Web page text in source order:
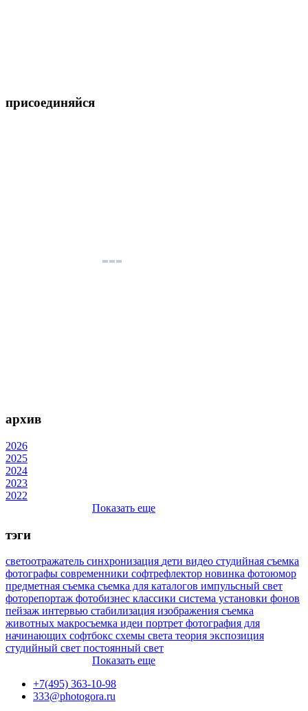
присоединяйся
архив
2026
2025
2024
2023
2022
Показать еще
тэги
светоотражатель синхронизация дети видео студийная съемка
фотографы современники софтрефлектор новинка фотоюмор
предметная съемка съемка для каталогов импульсный свет
фоторепортаж фотобизнес классики система установки фонов
пейзаж интервью стабилизация изображения съемка
животных макросъемка идеи портрет фотография для
начинающих софтбокс схемы света теория экспозиция
студийный свет постоянный свет
Показать еще
+7(495) 363-10-98
333@photogora.ru